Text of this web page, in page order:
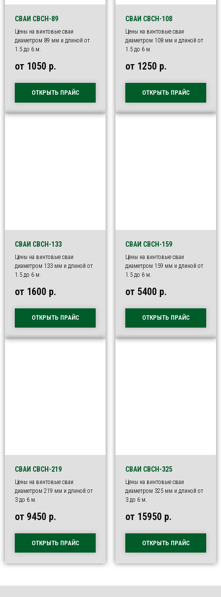
СВАИ СВСН-89
Цены на винтовые сваи
диаметром 89 мм и длиной от
1.5 до 6 м.
от 1050 р.
ОТКРЫТЬ ПРАЙС
СВАИ СВСН-108
Цены на винтовые сваи
диаметром 108 мм и длиной от
1.5 до 6 м.
от 1250 р.
ОТКРЫТЬ ПРАЙС
СВАИ СВСН-133
Цены на винтовые сваи
диаметром 133 мм и длиной от
1.5 до 6 м.
от 1600 р.
ОТКРЫТЬ ПРАЙС
СВАИ СВСН-159
Цены на винтовые сваи
диаметром 159 мм и длиной от
1.5 до 6 м.
от 5400 р.
ОТКРЫТЬ ПРАЙС
СВАИ СВСН-219
Цены на винтовые сваи
диаметром 219 мм и длиной от
3 до 6 м.
от 9450 р.
ОТКРЫТЬ ПРАЙС
СВАИ СВСН-325
Цены на винтовые сваи
диаметром 325 мм и длиной от
3 до 6 м.
от 15950 р.
ОТКРЫТЬ ПРАЙС